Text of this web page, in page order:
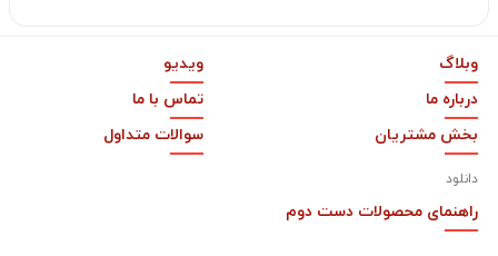
وبلاگ
ویدیو
درباره ما
تماس با ما
بخش مشتریان
دانلود
سوالات متداول
راهنمای محصولات دست دوم